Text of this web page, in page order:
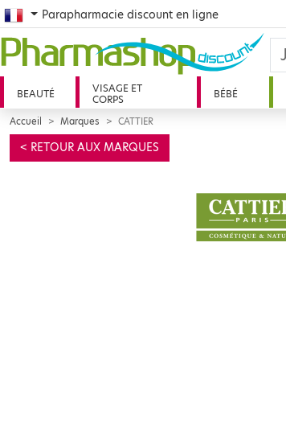
French
Parapharmacie discount en ligne
BEAUTÉ
VISAGE ET
CORPS
BÉBÉ
Accueil Marques CATTIER
< RETOUR AUX MARQUES